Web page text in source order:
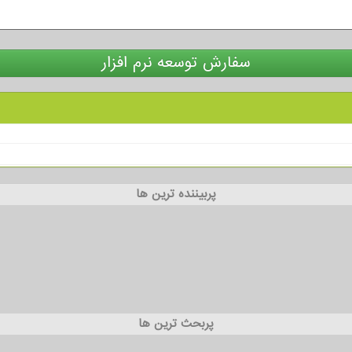
سفارش توسعه نرم افزار
پربیننده ترین ها
پربحث ترین ها